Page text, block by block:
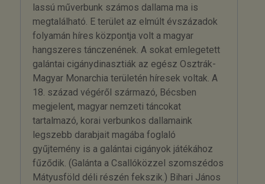
lassú műverbunk számos dallama ma is
megtalálható. E terület az elmúlt évszázadok
folyamán híres központja volt a magyar
hangszeres tánczenének. A sokat emlegetett
galántai cigánydinasztiák az egész Osztrák-
Magyar Monarchia területén híresek voltak. A
18. század végéről származó, Bécsben
megjelent, magyar nemzeti táncokat
tartalmazó, korai verbunkos dallamaink
legszebb darabjait magába foglaló
gyűjtemény is a galántai cigányok játékához
fűződik. (Galánta a Csallóközzel szomszédos
Mátyusföld déli részén fekszik.) Bihari János